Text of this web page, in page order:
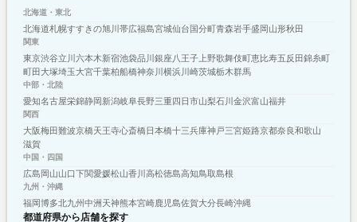
北海道・東北
北海道札幌すすきの旭川帯広福島宮城仙台国分町青森岩手盛岡山形秋田
関東
東京渋谷立川六本木新宿池袋品川銀座 八王子 上野歌舞伎町恵比寿五反田錦糸町
町田大塚埼玉大宮千葉柏船橋神奈川横浜川崎茨城栃木群馬
中部・北陸
愛知名古屋栄錦静岡新潟岐阜長野三重四日市山梨石川金沢富山福井
関西
大阪梅田難波京橋天王寺心斎橋日本橋十三兵庫神戸三宮姫路京都奈良和歌山
滋賀
中国・四国
広島岡山山口下関愛媛松山香川高松徳島高知鳥取島根
九州・沖縄
福岡博多北九州中洲天神熊本宮崎鹿児島佐賀大分長崎沖縄
都道府県から店舗を探す